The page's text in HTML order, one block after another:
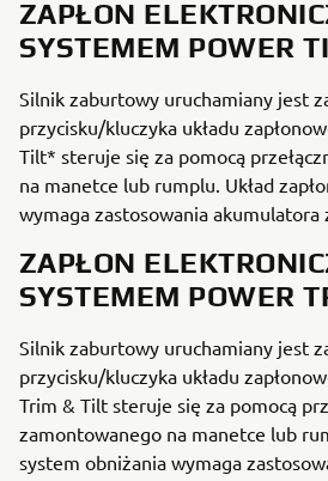
ZAPŁON
SYSTEMEM POWER
Silnik zaburtowy uruchamiany jest
przycisku/kluczyka układu
Tilt* steruje się za pomocą
na manetce lub rumplu. Układ
wymaga zastosowania
ZAPŁON
SYSTEMEM POWER
Silnik zaburtowy uruchamiany jest
przycisku/kluczyka układu
Trim & Tilt steruje się za pomocą
zamontowanego na manetce lub
system obniżania wymaga